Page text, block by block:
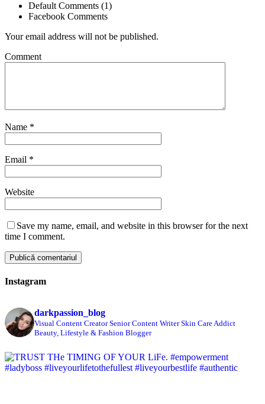
Default Comments (1)
Facebook Comments
Your email address will not be published.
Comment
Name *
Email *
Website
Save my name, email, and website in this browser for the next
time I comment.
Instagram
darkpassion_blog
Visual Content CreatorSenior Content WriterSkin Care Addict
Beauty, Lifestyle & Fashion Blogger